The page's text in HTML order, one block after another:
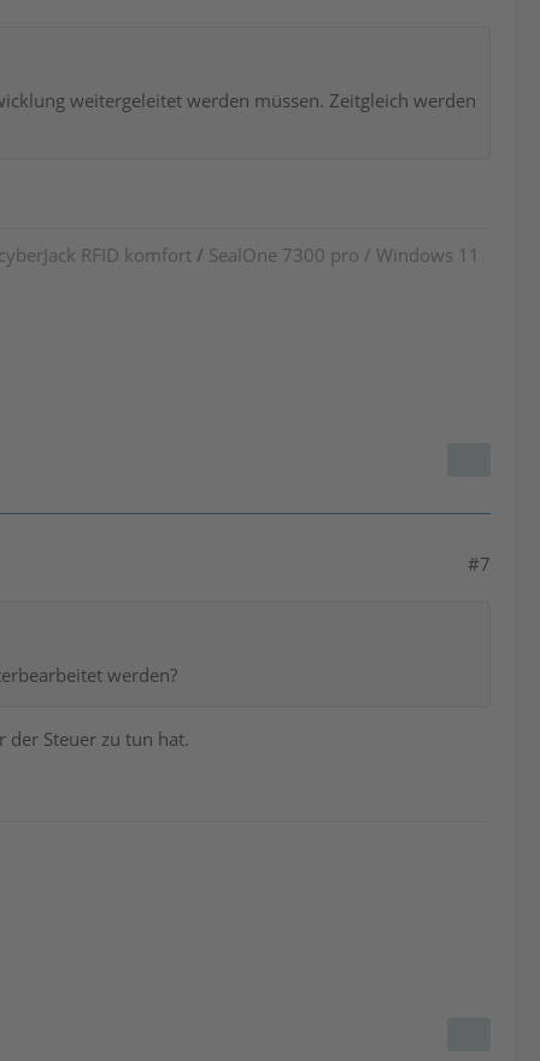
weitergeleitet werden müssen. Zeitgleich werden
RFID komfort / SealOne 7300 pro / Windows 11
#7
werden?
der Steuer zu tun hat.